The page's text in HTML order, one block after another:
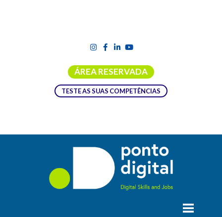
ÁREA RESERVADA
TESTE AS SUAS COMPETÊNCIAS